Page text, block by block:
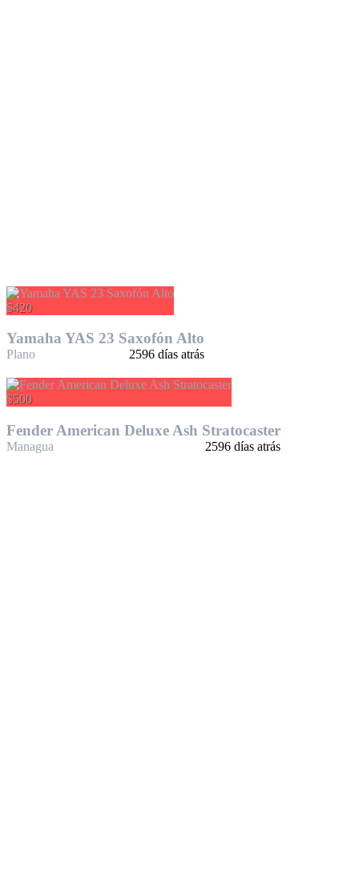
$420
Yamaha YAS 23 Saxofón Alto
Plano 2596 días atrás
$500
Fender American Deluxe Ash Stratocaster
Managua 2596 días atrás